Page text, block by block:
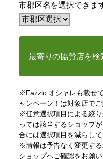
市郡区名を選択できま
最寄りの協賛店を検
※Fazzio オシャレも載せ
ャンペーン！は対象店でご
※任意選択項目による絞
っては該当するショップ
合には選択項目を減らして
※情報は予告なく変更す
ショップへご確認をお願い